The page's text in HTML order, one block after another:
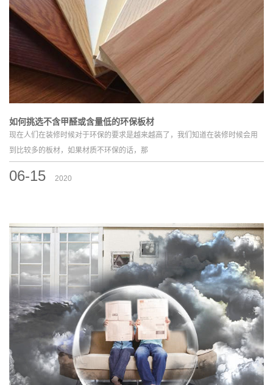
如何挑选不含甲醛或含量低的环保板材
现在人们在装修时候对于环保的要求是越来越高了，我们知道在装修时候会用
到比较多的板材，如果材质不环保的话，那
06-15 2020